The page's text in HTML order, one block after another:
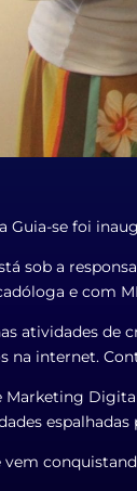
Guia-se foi
sob a
e com
atividades de
na internet.
Marketing
espalhadas
vem